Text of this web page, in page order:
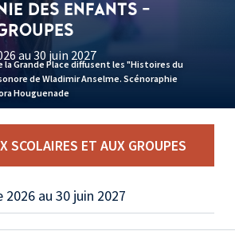
Grande Place diffusent les "Histoires du
de Wladimir Anselme. Scénoraphie
Houguenade
DES ENFANTS -
au 30 juin 2027
SCOLAIRES ET AUX GROUPES
au 30 juin 2027